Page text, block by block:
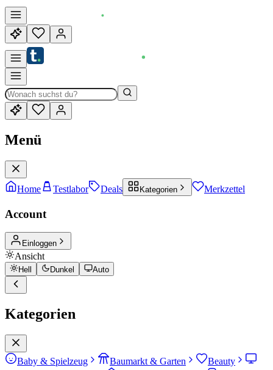
Menü
Home Testlabor Deals Kategorien Merkzettel
Account
Einloggen
Ansicht
Hell Dunkel Auto
Kategorien
Baby & Spielzeug Baumarkt & Garten
Beauty